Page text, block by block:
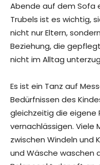
Abende auf dem Sofa
Trubels ist es wichtig,
nicht nur Eltern,
Beziehung, die
nicht im Alltag
Es ist ein Tanz auf
Bedürfnissen des
gleichzeitig die eigene
vernachlässigen. Viele
zwischen Windeln und
und Wäsche waschen